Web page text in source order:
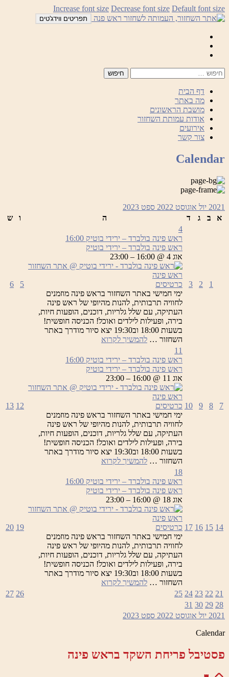
לדלג
לתוכן
Increase font size Decrease font size Default font size
תפריטים ווידג'טים
דף הבית
מה באתר
מושבת הראשונים
אודות עמותת השחזור
אירועים
צור קשר
Calendar
2021 יול אוגוסט 2022 ספט 2023
א
ב ג ד ה ו ש
1
2
3
4
ראש פינה בולברד – ירידי בוטיק 16:00
ראש פינה בולברד – ירידי בוטיק
אוג 4 @ 16:00 – 23:00
כרטיסים
ימי חמישי באתר השחזור בראש פינה מוזמנים
לחוויה תרבותית, להנות מהיופי של ראש פינה
העתיקה, עם שלל גלריות, דוכנים, הופעות חיות,
בירה, ופעילות לילדים ואוכל! הכניסה חופשית!
בשעות 18:00 וב19:30 יצא סיור מודרך באתר
השחזור … להמשיך לקרוא
בולברד
–
ירידי
בוטיק
5
6
7
8
9
10
11
ראש פינה בולברד – ירידי בוטיק 16:00
ראש פינה בולברד – ירידי בוטיק
אוג 11 @ 16:00 – 23:00
כרטיסים
ימי חמישי באתר השחזור בראש פינה מוזמנים
לחוויה תרבותית, להנות מהיופי של ראש פינה
העתיקה, עם שלל גלריות, דוכנים, הופעות חיות,
בירה, ופעילות לילדים ואוכל! הכניסה חופשית!
בשעות 18:00 וב19:30 יצא סיור מודרך באתר
השחזור … להמשיך לקרוא
בולברד
–
ירידי
בוטיק
12
13
14
15
16
17
18
ראש פינה בולברד – ירידי בוטיק 16:00
ראש פינה בולברד – ירידי בוטיק
אוג 18 @ 16:00 – 23:00
כרטיסים
ימי חמישי באתר השחזור בראש פינה מוזמנים
לחוויה תרבותית, להנות מהיופי של ראש פינה
העתיקה, עם שלל גלריות, דוכנים, הופעות חיות,
בירה, ופעילות לילדים ואוכל! הכניסה חופשית!
בשעות 18:00 וב19:30 יצא סיור מודרך באתר
השחזור … להמשיך לקרוא
19
20
21
22
23
24
25
26
27
28
29
30
31
2021 יול אוגוסט 2022 ספט 2023
Calendar
פסטיבל פריחת השקד בראש פינה